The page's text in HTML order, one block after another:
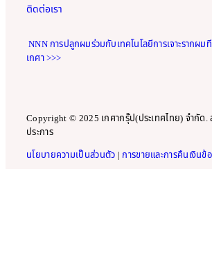
ติดต่อเรา
NNN การปลูกผมร่วมกับเทคโนโลยีการเจาะรากผ
เกศา >>>
Copyright © 2025 เกศากรุ๊ป(ประเทศไทย) จำกัด
ประการ
นโยบายความเป็นส่วนตัว |การขายและการคืนเงิน